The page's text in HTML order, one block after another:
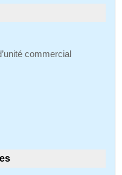
commercial